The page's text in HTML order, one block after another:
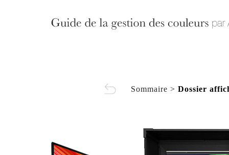
Sommaire > Dossier